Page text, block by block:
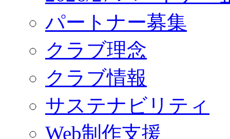
パートナー募集
クラブ理念
クラブ情報
サステナビリティ
Web制作支援